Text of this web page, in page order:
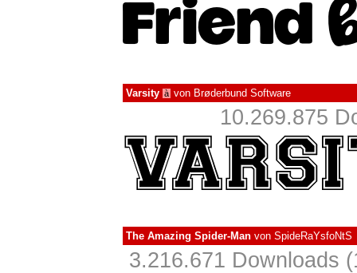
Varsity à von Brøderbund Software
10.269.875
The Amazing Spider-Man von SpideRaYsfoNtS
3.216.671 Downloads